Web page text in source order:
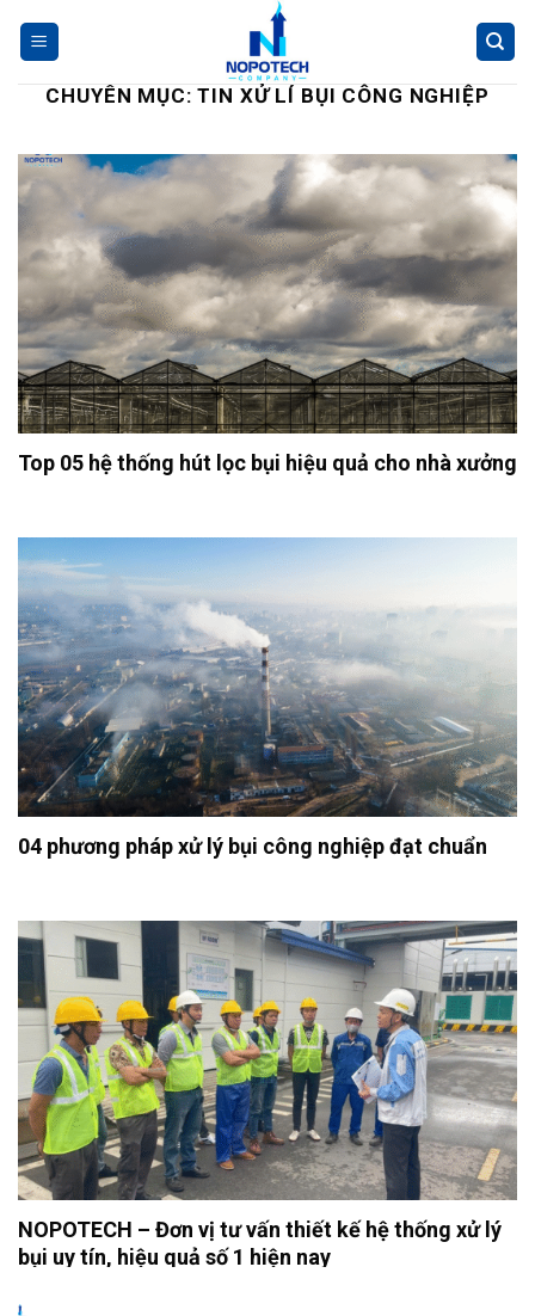
CHUYÊN MỤC:TIN XỬ LÍ BỤI CÔNG NGHIỆP
Top 05 hệ thống hút lọc bụi hiệu quả cho nhà xưởng
04 phương pháp xử lý bụi công nghiệp đạt chuẩn
NOPOTECH – Đơn vị tư vấn thiết kế hệ thống xử lý
bụi uy tín, hiệu quả số 1 hiện nay